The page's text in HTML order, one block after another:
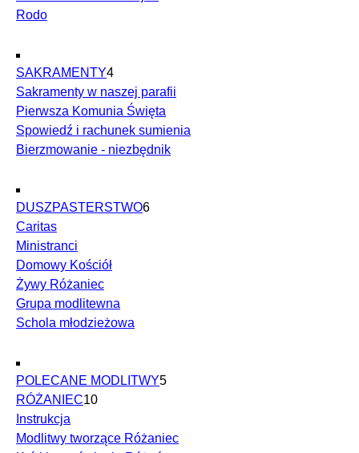
Rodo
SAKRAMENTY4
Sakramenty w naszej parafii
Pierwsza Komunia Święta
Spowiedź i rachunek sumienia
Bierzmowanie - niezbędnik
DUSZPASTERSTWO6
Caritas
Ministranci
Domowy Kościół
Żywy Różaniec
Grupa modlitewna
Schola młodzieżowa
POLECANE MODLITWY5
RÓŻANIEC10
Instrukcja
Modlitwy tworzące Różaniec